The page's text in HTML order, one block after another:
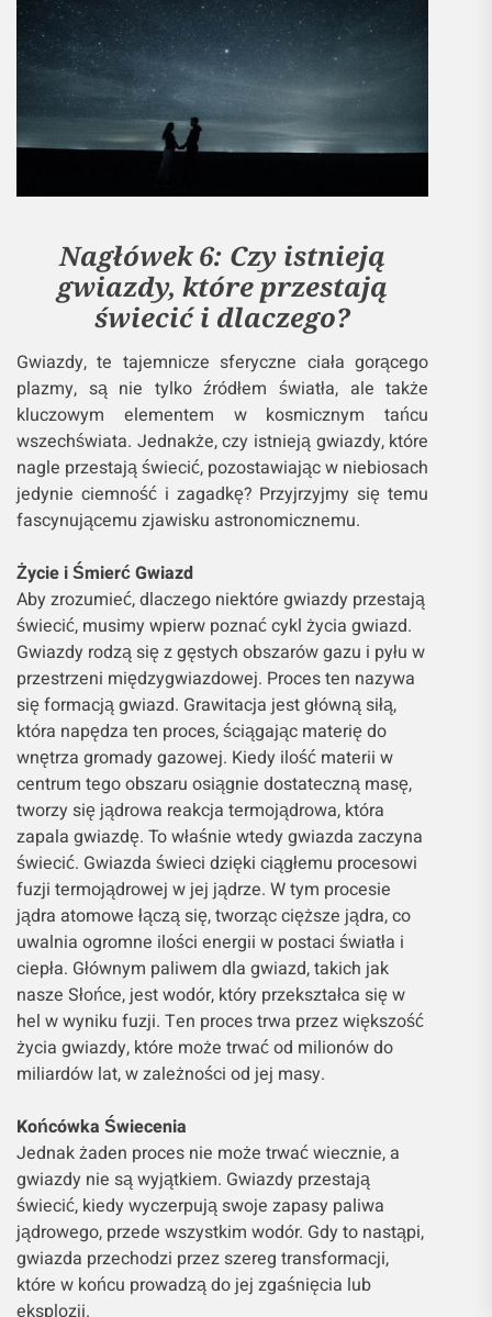
Nagłówek 6: Czy istnieją
gwiazdy, które przestają
świecić i dlaczego?
Gwiazdy, te tajemnicze sferyczne ciała gorącego
plazmy, są nie tylko źródłem światła, ale także
kluczowym elementem w kosmicznym tańcu
wszechświata. Jednakże, czy istnieją gwiazdy, które
nagle przestają świecić, pozostawiając w niebiosach
jedynie ciemność i zagadkę? Przyjrzyjmy się temu
fascynującemu zjawisku astronomicznemu.
Życie i Śmierć Gwiazd
Aby zrozumieć, dlaczego niektóre gwiazdy przestają
świecić, musimy wpierw poznać cykl życia gwiazd.
Gwiazdy rodzą się z gęstych obszarów gazu i pyłu w
przestrzeni międzygwiazdowej. Proces ten nazywa
się formacją gwiazd. Grawitacja jest główną siłą,
która napędza ten proces, ściągając materię do
wnętrza gromady gazowej. Kiedy ilość materii w
centrum tego obszaru osiągnie dostateczną masę,
tworzy się jądrowa reakcja termojądrowa, która
zapala gwiazdę. To właśnie wtedy gwiazda zaczyna
świecić. Gwiazda świeci dzięki ciągłemu procesowi
fuzji termojądrowej w jej jądrze. W tym procesie
jądra atomowe łączą się, tworząc cięższe jądra, co
uwalnia ogromne ilości energii w postaci światła i
ciepła. Głównym paliwem dla gwiazd, takich jak
nasze Słońce, jest wodór, który przekształca się w
hel w wyniku fuzji. Ten proces trwa przez większość
życia gwiazdy, które może trwać od milionów do
miliardów lat, w zależności od jej masy.
Końcówka Świecenia
Jednak żaden proces nie może trwać wiecznie, a
gwiazdy nie są wyjątkiem. Gwiazdy przestają
świecić, kiedy wyczerpują swoje zapasy paliwa
jądrowego, przede wszystkim wodór. Gdy to nastąpi,
gwiazda przechodzi przez szereg transformacji,
które w końcu prowadzą do jej zgaśnięcia lub
eksplozji.